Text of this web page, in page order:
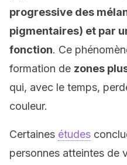
progressive des
pigmentaires) et par
fonction. Ce
formation de zones
qui, avec le temps,
couleur.
Certaines études
personnes atteintes de